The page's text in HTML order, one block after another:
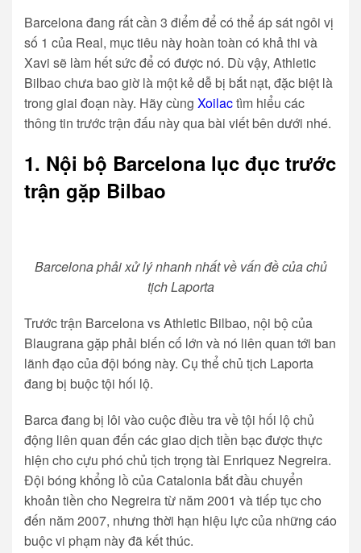
Barcelona đang rất cần 3 điểm để có thể áp sát ngôi vị
số 1 của Real, mục tiêu này hoàn toàn có khả thi và
Xavi sẽ làm hết sức để có được nó. Dù vậy, Athletic
Bilbao chưa bao giờ là một kẻ dễ bị bắt nạt, đặc biệt là
trong giai đoạn này. Hãy cùng Xoilactìm hiểu các
thông tin trước trận đấu này qua bài viết bên dưới nhé.
1. Nội bộ Barcelona lục đục trước
trận gặp Bilbao
Barcelona phải xử lý nhanh nhất về vấn đề của chủ
tịch Laporta
Trước trận Barcelona vs Athletic Bilbao, nội bộ của
Blaugrana gặp phải biến cố lớn và nó liên quan tới ban
lãnh đạo của đội bóng này. Cụ thể chủ tịch Laporta
đang bị buộc tội hối lộ.
Barca đang bị lôi vào cuộc điều tra về tội hối lộ chủ
động liên quan đến các giao dịch tiền bạc được thực
hiện cho cựu phó chủ tịch trọng tài Enriquez Negreira.
Đội bóng khổng lồ của Catalonia bắt đầu chuyển
khoản tiền cho Negreira từ năm 2001 và tiếp tục cho
đến năm 2007, nhưng thời hạn hiệu lực của những cáo
buộc vi phạm này đã kết thúc.